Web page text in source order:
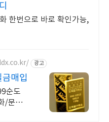
한번으로 바로 확인가능,
광고
매입
순도
/문자